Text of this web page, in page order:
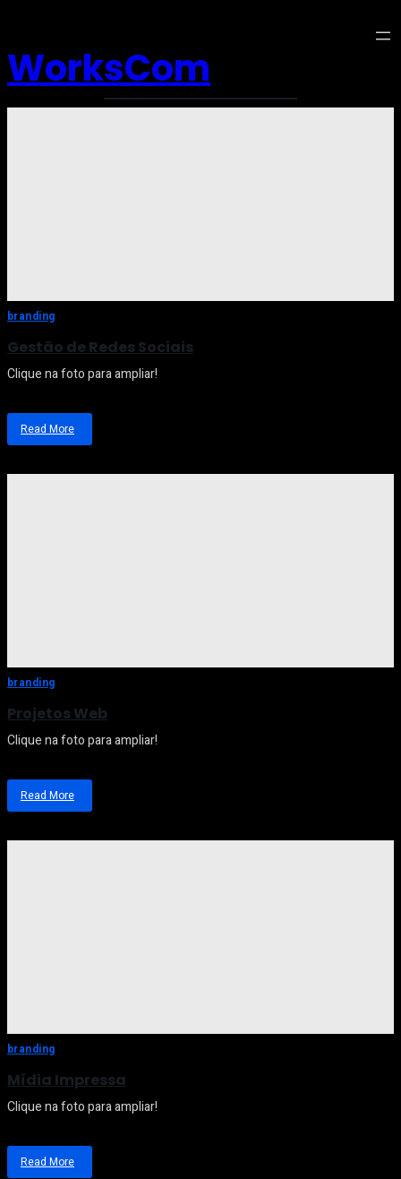
WorksCom
branding
Gestão de Redes Sociais
Clique na foto para ampliar!
Read More
about
branding
Projetos Web
Clique na foto para ampliar!
Read More
about
branding
Mídia Impressa
Clique na foto para ampliar!
Read More
about